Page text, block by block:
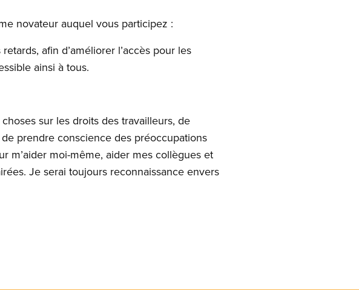
novateur auquel vous participez :
afin d’améliorer l’accès pour les
ainsi à tous.
sur les droits des travailleurs, de
prendre conscience des préoccupations
m’aider moi-même, aider mes collègues et
Je serai toujours reconnaissance envers